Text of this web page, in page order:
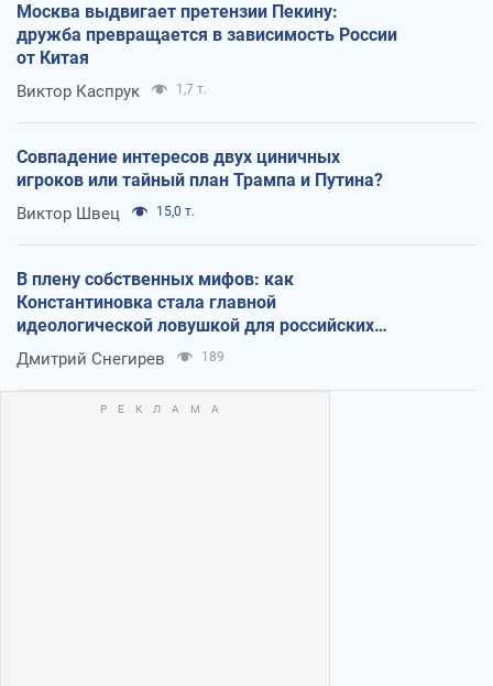
Москва выдвигает претензии Пекину:
дружба превращается в зависимость России
от Китая
Виктор Каспрук 1,7 т.
Совпадение интересов двух циничных
игроков или тайный план Трампа и Путина?
Виктор Швец 15,0 т.
В плену собственных мифов: как
Константиновка стала главной
идеологической ловушкой для российских
оккупантов
Дмитрий Снегирев 189